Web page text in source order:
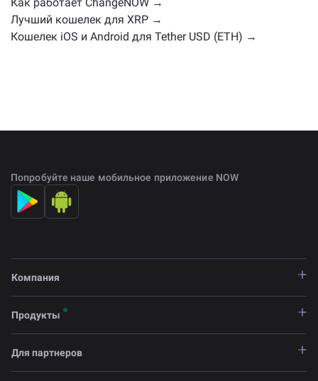
Как работает ChangeNOW →
Лучший кошелек для XRP →
Кошелек iOS и Android для Tether USD (ETH) →
Попробуйте наше мобильное приложение NOW
Компания
Продукты
Для партнеров